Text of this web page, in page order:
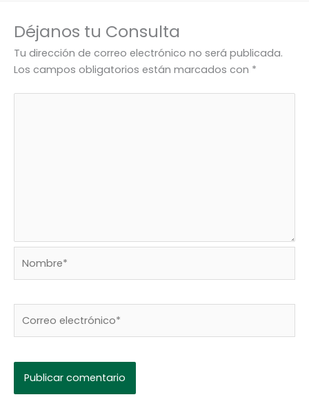
Déjanos tu Consulta
Tu dirección de correo electrónico no será publicada.
Los campos obligatorios están marcados con *
electrónico*